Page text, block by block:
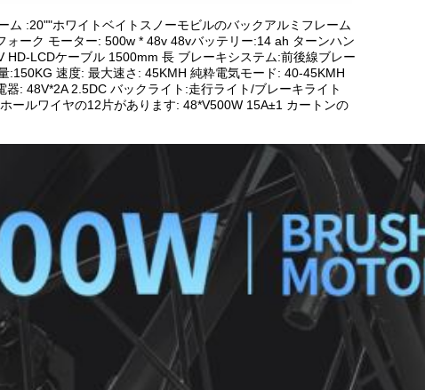
:20""ホワイトベイトスノーモビルのバックアルミフレーム
ーク モーター: 500w * 48v 48vバッテリー:14 ah ターンハン
HD-LCDケーブル 1500mm 長 ブレーキシステム:前後線ブレー
:150KG 速度: 最大速さ: 45KMH 純粋電気モード: 40-45KMH
: 48V*2A 2.5DC バックライト:走行ライト/ブレーキライト
ールワイヤの12片があります: 48*V500W 15A±1 カートンの